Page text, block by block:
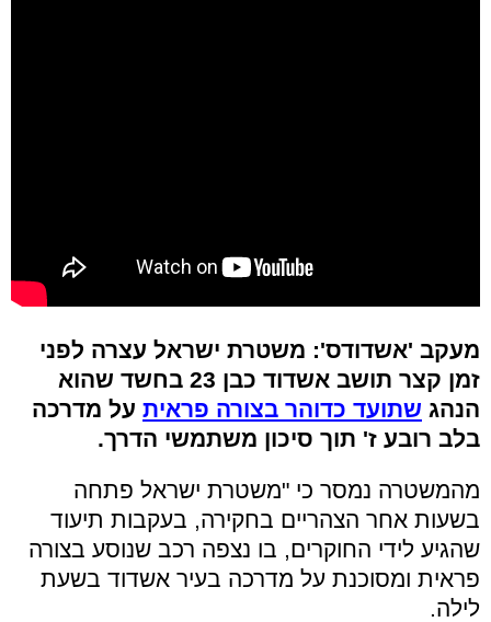
מעקב 'אשדודס': משטרת ישראל עצרה לפני
זמן קצר תושב אשדוד כבן 23 בחשד שהוא
הנהג שתועד כדוהר בצורה פראית על מדרכה
בלב רובע ז' תוך סיכון משתמשי הדרך.
מהמשטרה נמסר כי "משטרת ישראל פתחה
בשעות אחר הצהריים בחקירה, בעקבות תיעוד
שהגיע לידי החוקרים, בו נצפה רכב שנוסע בצורה
פראית ומסוכנת על מדרכה בעיר אשדוד בשעת
לילה.